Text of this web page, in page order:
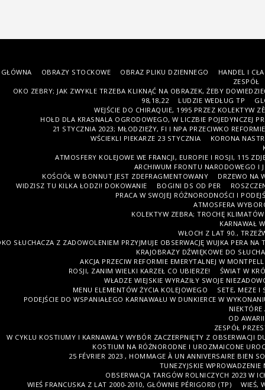
GŁÓWNA OBRAZY STOCKOWE OBRAZ PLIKU DZIENNEGO
HANDEL I CŁA
ZESPÓŁ
OKO ZEBRY; JAK ZWYKLE TRZEBA KLIKNĄĆ NA OBRAZEK, ŻEBY
98,18,22
LUDZIE WEDŁUG TP
WEJŚCIE DO CHIRAQUIE, 1995 PRZEZ KOLEKTYW
HOŁD DLA KRASNALA OGRODOWEGO, W LICZBIE POJEDYNCZEJ
21 STYCZNIA 2023; MŁODZIEŻY, FI I NPA PRZECIWKO
WŚCIEKLI PIEKARZE 23 STYCZNIA
KORONA
ATMOSFERY KOLEJOWE WE FRANCJI, EUROPIE I ROSJI, 115
ARCHIWUM FRONTU NARODOWEGO I
KOŚCIÓŁ W BONNUT JEST ZDEFRAGMENTOWANY
DRZEWO NA
WIDZISZ TU KILKA ŁODZI! DOKOWANIE
BOGINI DS OD PER
PRACA W SWOJEJ RÓŻNORODNOŚCI I
ATMOSFERA
KOLEKTYW ZEBRA; TROCHĘ
KARNAWAŁ
WŁOCH Z LAT 90.,
SŁUCHACZA Z ZADOWOLENIEM PRZYJMUJE OBSERWACJĘ WUJKA PERA
KRAJOBRAZY DŹWIĘKOWE DO
AKCJA PRZECIW REFORMIE EMERYTALNEJ W
ROSJI, ZANIM WIELKI KARZEŁ CO UBIERZE!
ŚWIAT W
WŁADZE WIEJSKIE WYRAZIŁY SWOJE
MENU ELEMENTÓW ŻYCIA KOLEJOWEGO
SETE, MEZE I
PODEJŚCIE DO WSPANIAŁEGO KARNAWAŁU W DUNKIERCE W
OD
ZESPÓŁ
W CYKLU KOSTIUMY I KARNAWAŁY WYBÓR ZACZERPNIĘTY Z OBSERWACJI
KOSTIUM NA RÓŻNORODNE I UROZMAICONE
25 FÉVRIER 2023 , HOMMAGE À UN ANNIVERSAIRE BIEN
TUNEZYJSKIE
OBSERWACJA TARGÓW ROLNICZYCH 2023 W
WIEŚ FRANCUSKA Z LAT 2000-2010, GŁÓWNIE PÉRIGORD (TP)
WIEŚ,